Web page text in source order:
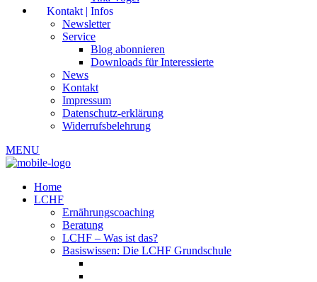
Kontakt | Infos
Newsletter
Service
Blog abonnieren
Downloads für Interessierte
News
Kontakt
Impressum
Datenschutz-erklärung
Widerrufsbelehrung
MENU
Home
LCHF
Ernährungscoaching
Beratung
LCHF – Was ist das?
Basiswissen: Die LCHF Grundschule